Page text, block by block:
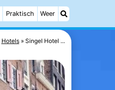
Praktisch Weer
Hotels Singel Hotel ...